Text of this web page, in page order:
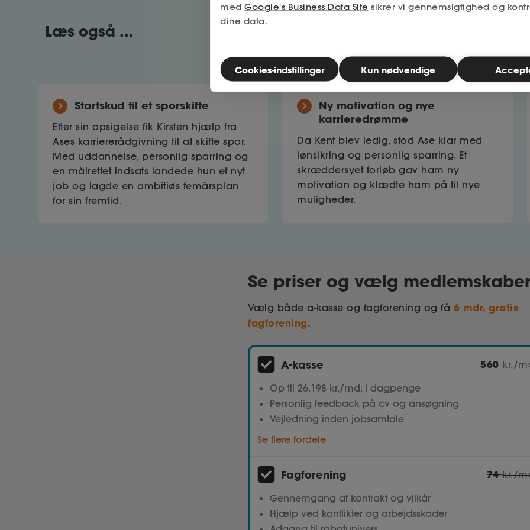
Læs også ...
Startskud til et sporskifte
Efter sin opsigelse fik Kirsten hjælp fra
Ases karriererådgivning til at skifte spor.
Med uddannelse, personlig sparring og
en målrettet indsats landede hun et nyt
job og lagde en ambitiøs femårsplan
for sin fremtid.
Ny motivation og nye
karrieredrømme
Da Kent blev ledig, stod Ase klar med
lønsikring og personlig sparring. Et
skræddersyet forløb gav ham ny
motivation og klædte ham på til nye
muligheder.
Se priser og vælg medlemskaber
Vælg både a-kasse og fagforening og få 6 mdr. gratis
fagforening.
A-kasse 560 kr./
Op til 26.198 kr./md. i dagpenge
Personlig feedback på cv og ansøgning
Vejledning inden jobsamtale
Se flere fordele
Fagforening 74kr./
Gennemgang af kontrakt og vilkår
Hjælp ved konflikter og arbejdsskader
med Google's Business Data Site sikrer vi gennemsigtighed og
dine data.
Cookies-indstillinger Kun nødvendige